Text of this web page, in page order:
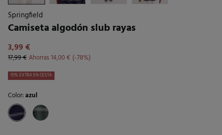
Springfield
Camiseta algodón slub rayas
3,99 €
17,99 €Ahorras14,00 € 78
10% EXTRA EN CESTA
Color:azul